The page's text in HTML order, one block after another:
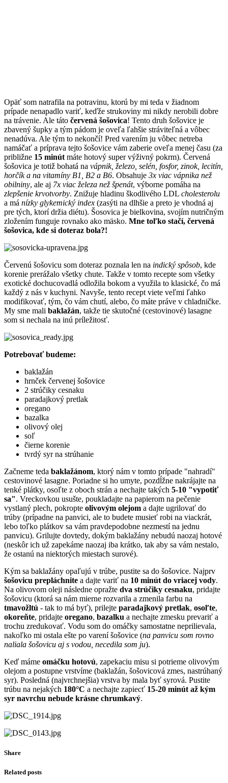
Opäť som natrafila na potravinu, ktorú by mi teda v žiadnom
prípade nenapadlo variť, keďže strukoviny mi nikdy nerobili dobre
na trávenie. Ale táto červená šošovica! Tento druh šošovice je
zbavený šupky a tým pádom je oveľa ľahšie stráviteľná a vôbec
nenadúva. Ale tým to nekončí! Pred varením ju vôbec netreba
namáčať a príprava tejto šošovice vám zaberie oveľa menej času (za
približne 15 minút máte hotový super výživný pokrm). Červená
šošovica je totiž bohatá na vápnik, železo, selén, fosfor, zinok, lecitín,
horčík a na vitamíny B1, B2 a B6. Obsahuje 3x viac vápnika než
obilniny, ale aj 7x viac železa než špenát, výborne pomáha na
zlepšenie krvotvorby. Znižuje hladinu škodlivého LDL cholesterolu
a má nízky glykemický index (zasýti na dlhšie a preto je vhodná aj
pre tých, ktorí držia diétu). Šosovica je bielkovina, svojím nutričným
zložením funguje rovnako ako mäsko. Mne toľko stačí, červená
šošovica, kde si doteraz bola?!
Červenú šošovicu som doteraz poznala len na indický spôsob, kde
korenie prerážalo všetky chute. Takže v tomto recepte som všetky
exotické dochucovadlá odložila bokom a využila to klasické, čo má
každý z nás v kuchyni. Navyše, tento recept viete veľmi ľahko
modifikovať, tým, čo vám chutí, alebo, čo máte práve v chladničke.
My sme mali baklažán, takže tie skutočné (cestovinové) lasagne
som si nechala na inú príležitosť.
Potrebovať budeme:
baklažán
hrnček červenej šošovice
2 strúčiky cesnaku
paradajkový pretlak
oregano
bazalka
olivový olej
soľ
čierne korenie
tvrdý syr na strúhanie
Začneme teda baklažánom, ktorý nám v tomto prípade "nahradí"
cestovinové lasagne. Poriadne si ho umyte, pozdĺžne nakrájajte na
tenké plátky, osoľte z oboch strán a nechajte takých 5-10 "vypotiť
sa". Vreckovkou usušte, poukladajte na papierom na pečenie
vystlaný plech, pokropte olivovým olejom a dajte ugrilovať do
trúby (prípadne na panvici, ale to budete musieť robi na viackrát,
lebo toľko plátkov sa vám pravdepodobne nezmestí na jednu
panvicu). Grilujte dovtedy, dokým baklažány nebudú naozaj hotové
(neskôr ich už zapekáme naozaj iba krátko, tak aby sa vám nestalo,
že ostanú na niektorých miestach surové).
Kým sa baklažány opaľujú v trúbe, pustite sa do šošovice. Najprv
šošovicu prepláchnite a dajte variť na 10 minút do vriacej vody.
Na olivovom oleji následne opražte dva strúčiky cesnaku, pridajte
šošovicu (ktorá sa nám mierne rozvarila a zmenila farbu na
tmavožltú - tak to má byť), prilejte paradajkový pretlak, osoľte,
okoreňte, pridajte oregano, bazalku a nechajte zmesku prevariť a
trochu zredukovať. Vodu som do omáčky samostatne neprilievala,
nakoľko mi ostala ešte po varení šošovice (na panvicu som rovno
naliala šošovicu aj s vodou, necedila som ju).
Keď máme omáčku hotovú, zapekaciu misu si potrieme olivovým
olejom a postupne vrstvíme (baklažán, šošovicová zmes, nastrúhaný
syr). Posledná (najvrchnejšia) vrstva by mala byť syrová. Pustite
trúbu na nejakých 180°C a nechajte zapiecť 15-20 minút až kým
syr navrchu nebude krásne chrumkavý.
Share
Related posts